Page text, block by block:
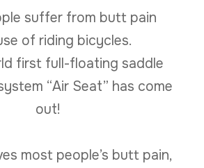
suffer from butt pain
of riding bicycles.
first full-floating saddle
“Air Seat” has come
out!
most people’s butt pain,